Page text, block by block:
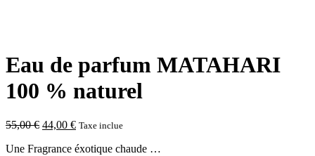
Eau de parfum MATAHARI
100 % naturel
55,00€ Le
initial
44,00 €Le
actuel
Taxe inclue
Une Fragrance éxotique chaude …